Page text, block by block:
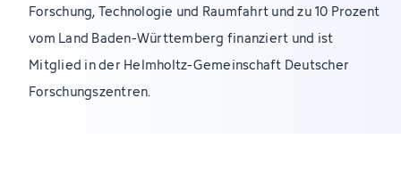
Forschung, Technologie und Raumfahrt und zu 10 Prozent
vom Land Baden-Württemberg finanziert und ist
Mitglied in der Helmholtz-Gemeinschaft Deutscher
Forschungszentren.